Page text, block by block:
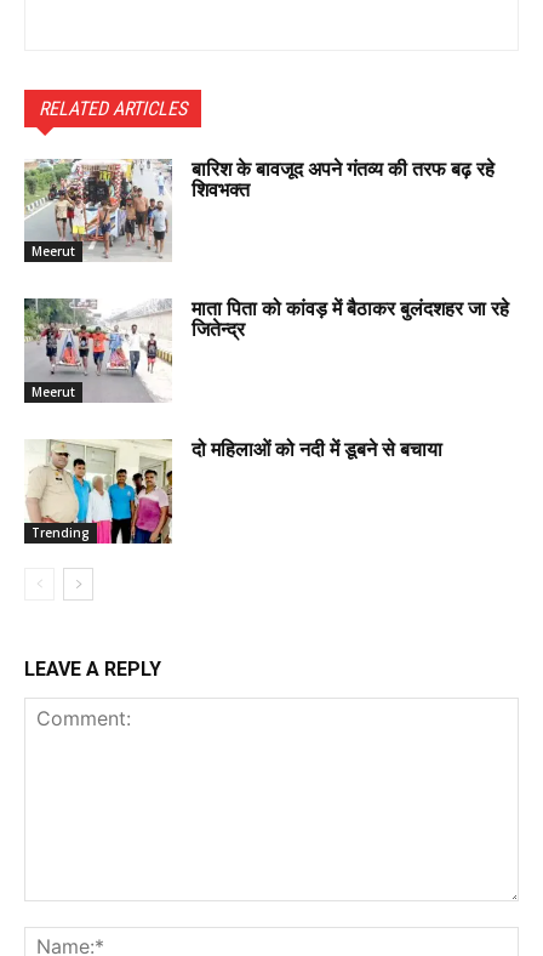
RELATED ARTICLES
Meerut
बारिश के बावजूद अपने गंतव्य की तरफ बढ़ रहे
शिवभक्त
Meerut
माता पिता को कांवड़ में बैठाकर बुलंदशहर जा रहे
जितेन्द्र
Trending
दो महिलाओं को नदी में डूबने से बचाया
LEAVE A REPLY